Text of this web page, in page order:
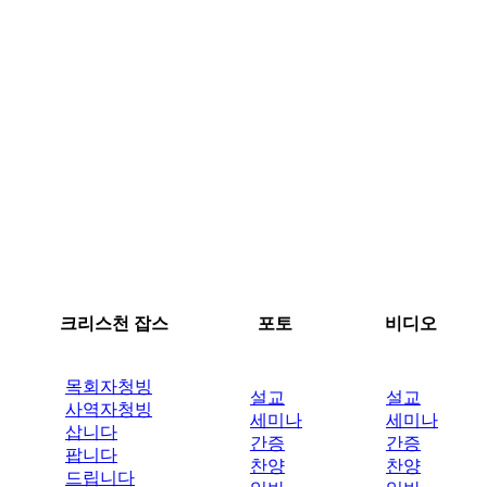
크리스천 잡스 포토 비디오
목회자청빙
사역자청빙
삽니다
팝니다
드립니다
설교
세미나
간증
찬양
설교
세미나
간증
찬양